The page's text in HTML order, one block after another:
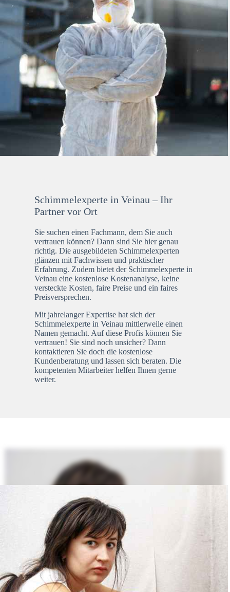
Schimmelexperte in Veinau – Ihr
Partner vor Ort
Sie suchen einen Fachmann, dem Sie auch
vertrauen können? Dann sind Sie hier genau
richtig. Die ausgebildeten Schimmelexperten
glänzen mit Fachwissen und praktischer
Erfahrung. Zudem bietet der Schimmelexperte in
Veinau eine kostenlose Kostenanalyse, keine
versteckte Kosten, faire Preise und ein faires
Preisversprechen.
Mit jahrelanger Expertise hat sich der
Schimmelexperte in Veinau mittlerweile einen
Namen gemacht. Auf diese Profis können Sie
vertrauen! Sie sind noch unsicher? Dann
kontaktieren Sie doch die kostenlose
Kundenberatung und lassen sich beraten. Die
kompetenten Mitarbeiter helfen Ihnen gerne
weiter.